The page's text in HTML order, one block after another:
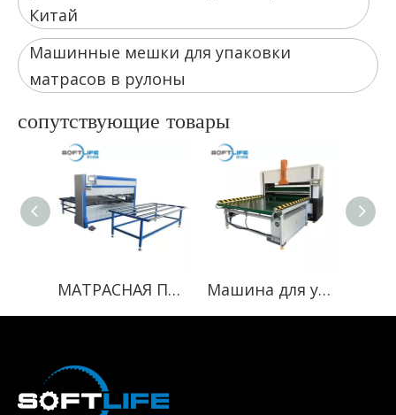
Китай
Машинные мешки для упаковки
матрасов в рулоны
сопутствующие товары
МАТРАСНАЯ ПОКРЫТИЯ МАШИНА Машина для упаковки матрасов